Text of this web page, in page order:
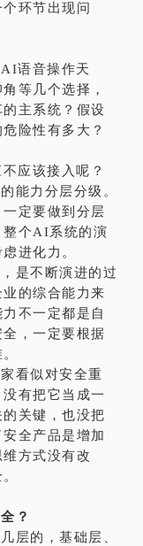
环节出现问
语音操作天
等几个选择，
主系统？假设
险性有多大？
应该接入呢？
能力分层分级。
定要做到分层
整个AI系统的演
进化力。
是不断演进的过
的综合能力来
不一定都是自
，一定要根据
看似对安全重
有把它当成一
关键，也没把
全产品是增加
方式没有改
？
层的，基础层、